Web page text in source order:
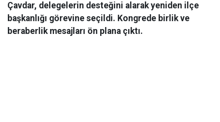
Çavdar, delegelerin desteğini alarak yeniden ilçe
başkanlığı görevine seçildi. Kongrede birlik ve
beraberlik mesajları ön plana çıktı.